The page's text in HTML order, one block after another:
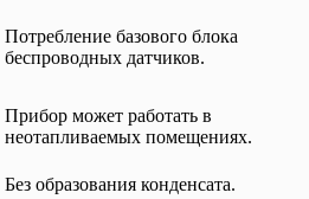
Потребление базового блока
беспроводных датчиков.
Прибор может работать в
неотапливаемых помещениях.
Без образования конденсата.